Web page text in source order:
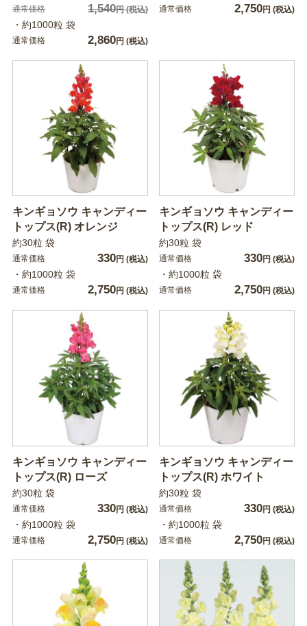
通常価格 1,540円(税込)
・約1000粒 袋
通常価格 2,860円 (税込)
通常価格 2,750円 (税込)
キンギョソウ キャンディー
トップス(R) オレンジ
約30粒 袋
通常価格 330円 (税込)
・約1000粒 袋
通常価格 2,750円 (税込)
キンギョソウ キャンディー
トップス(R) レッド
約30粒 袋
通常価格 330円 (税込)
・約1000粒 袋
通常価格 2,750円 (税込)
キンギョソウ キャンディー
トップス(R) ローズ
約30粒 袋
通常価格 330円 (税込)
・約1000粒 袋
通常価格 2,750円 (税込)
キンギョソウ キャンディー
トップス(R) ホワイト
約30粒 袋
通常価格 330円 (税込)
・約1000粒 袋
通常価格 2,750円 (税込)